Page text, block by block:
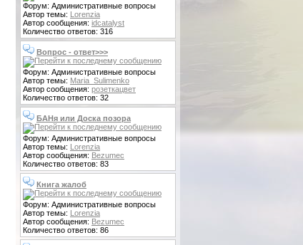
Форум: Административные вопросы
Автор темы: Lorenzia
Автор сообщения: idcatalyst
Количество ответов: 316
Вопрос - ответ>>>
Форум: Административные вопросы
Автор темы: Maria_Sulimenko
Автор сообщения: розеткацвет
Количество ответов: 32
БАНя или Доска позора
Форум: Административные вопросы
Автор темы: Lorenzia
Автор сообщения: Bezumec
Количество ответов: 83
Книга жалоб
Форум: Административные вопросы
Автор темы: Lorenzia
Автор сообщения: Bezumec
Количество ответов: 86